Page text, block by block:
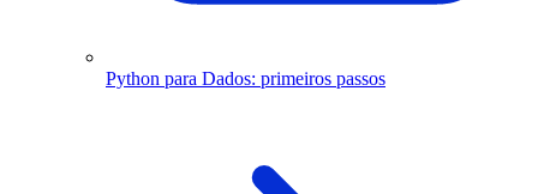
Python para Dados: primeiros passos